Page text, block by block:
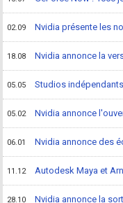
02.09 Nvidia présente les
18.08 Nvidia annonce la
05.05 Studios
05.02 Nvidia annonce
06.01 Nvidia annonce des
11.12 Autodesk Maya et
28.10 Nvidia annonce la